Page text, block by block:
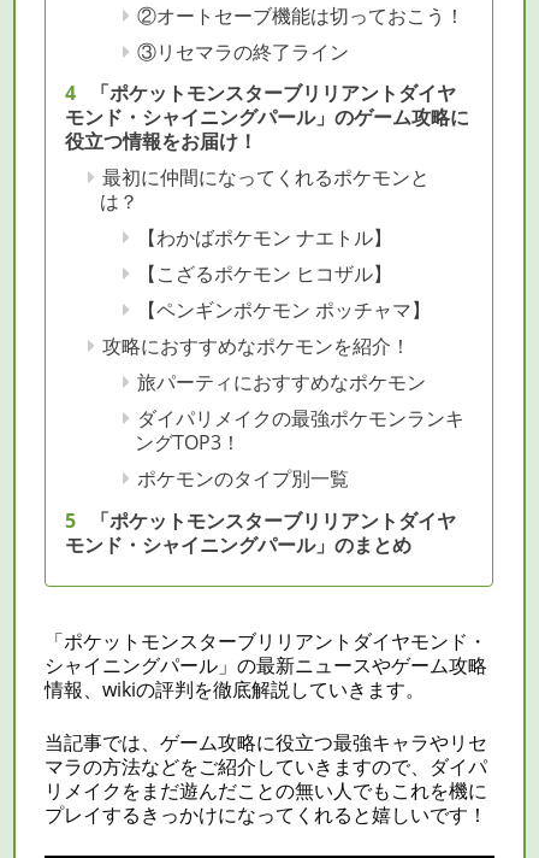
②オートセーブ機能は切っておこう！
③リセマラの終了ライン
「ポケットモンスターブリリアントダイヤ
モンド・シャイニングパール」のゲーム攻略に
役立つ情報をお届け！
最初に仲間になってくれるポケモンと
は？
【わかばポケモン ナエトル】
【こざるポケモン ヒコザル】
【ペンギンポケモン ポッチャマ】
攻略におすすめなポケモンを紹介！
旅パーティにおすすめなポケモン
ダイパリメイクの最強ポケモンランキ
ングTOP3！
ポケモンのタイプ別一覧
「ポケットモンスターブリリアントダイヤ
モンド・シャイニングパール」のまとめ
「ポケットモンスターブリリアントダイヤモンド・
シャイニングパール」の最新ニュースやゲーム攻略
情報、wikiの評判を徹底解説していきます。
当記事では、ゲーム攻略に役立つ最強キャラやリセ
マラの方法などをご紹介していきますので、ダイパ
リメイクをまだ遊んだことの無い人でもこれを機に
プレイするきっかけになってくれると嬉しいです！